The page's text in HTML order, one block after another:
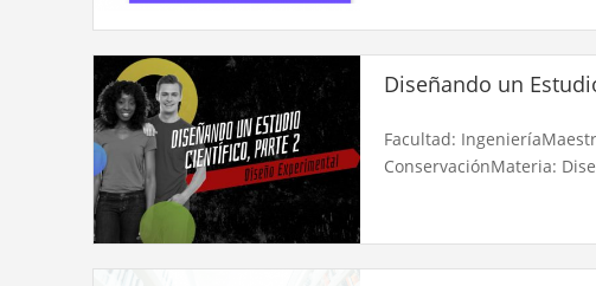
Diseñando un
Facultad:
ConservaciónMateria: